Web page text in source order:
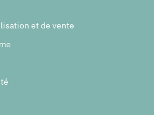
et de vente